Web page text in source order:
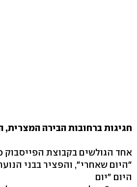
חגיגות ברחובות הבירה המצרית,
אחד הגולשים בקבוצת הפייסבוק
"היום שאחרי", והפציר בבני
היום "יום